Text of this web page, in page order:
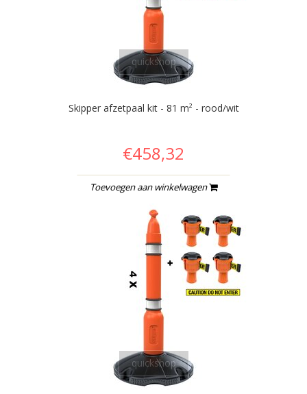
quickshop
Skipper afzetpaal kit - 81 m² - rood/wit
€458,32
Toevoegen aan winkelwagen
quickshop